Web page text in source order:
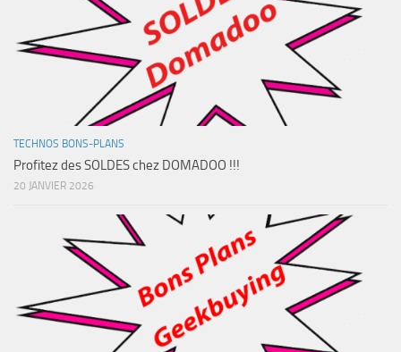
TECHNOS BONS-PLANS
Profitez des SOLDES chez DOMADOO !!!
20 JANVIER 2026